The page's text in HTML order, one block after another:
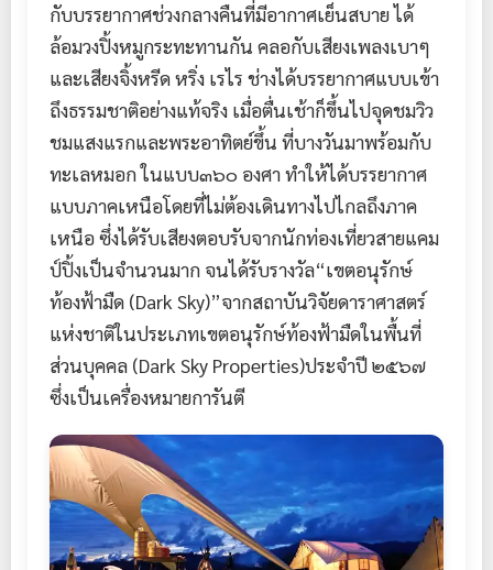
กับบรรยากาศช่วงกลางคืนที่มีอากาศเย็นสบาย ได้
ล้อมวงปิ้งหมูกระทะทานกัน คลอกับเสียงเพลงเบาๆ
และเสียงจิ้งหรีด หริ่ง เรไร ช่างได้บรรยากาศแบบเข้า
ถึงธรรมชาติอย่างแท้จริง เมื่อตื่นเช้าก็ขึ้นไปจุดชมวิว
ชมแสงแรกและพระอาทิตย์ขึ้น ที่บางวันมาพร้อมกับ
ทะเลหมอก ในแบบ๓๖๐ องศา ทำให้ได้บรรยากาศ
แบบภาคเหนือโดยที่ไม่ต้องเดินทางไปไกลถึงภาค
เหนือ ซึ่งได้รับเสียงตอบรับจากนักท่องเที่ยวสายแคม
ป์ปิ้งเป็นจำนวนมาก จนได้รับรางวัล“เขตอนุรักษ์
ท้องฟ้ามืด (Dark Sky)”จากสถาบันวิจัยดาราศาสตร์
แห่งชาติในประเภทเขตอนุรักษ์ท้องฟ้ามืดในพื้นที่
ส่วนบุคคล (Dark Sky Properties)ประจำปี ๒๕๖๗
ซึ่งเป็นเครื่องหมายการันตี